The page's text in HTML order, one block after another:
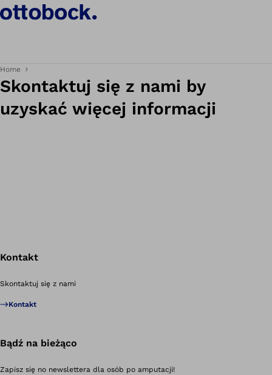
Home
Skontaktuj się z nami by
uzyskać więcej informacji
Kontakt
Skontaktuj się z nami
Kontakt
Bądź na bieżąco
Zapisz się no newslettera dla osób po amputacji!